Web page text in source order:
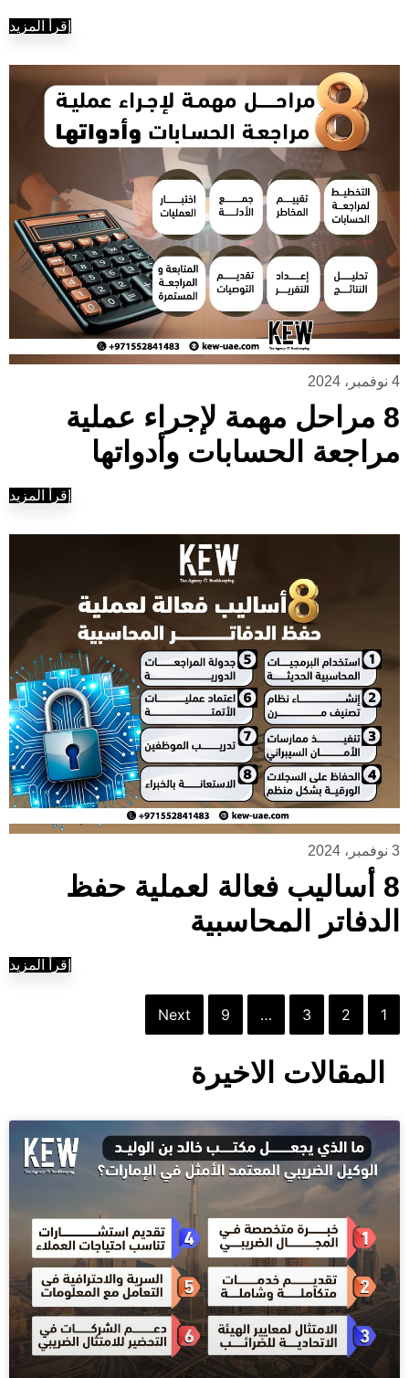
إقرأ المزيد
4 نوفمبر، 2024
8 مراحل مهمة لإجراء عملية
مراجعة الحسابات وأدواتها
إقرأ المزيد
3 نوفمبر، 2024
8 أساليب فعالة لعملية حفظ
الدفاتر المحاسبية
إقرأ المزيد
1
2
3
…
9
Next
المقالات الاخيرة